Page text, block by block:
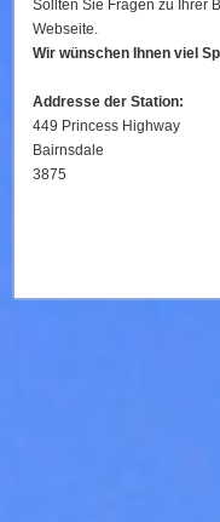
Sollten Sie Fragen zu Ihrer
Webseite.
Wir wünschen Ihnen viel
Addresse der Station:
449 Princess Highway
Bairnsdale
3875